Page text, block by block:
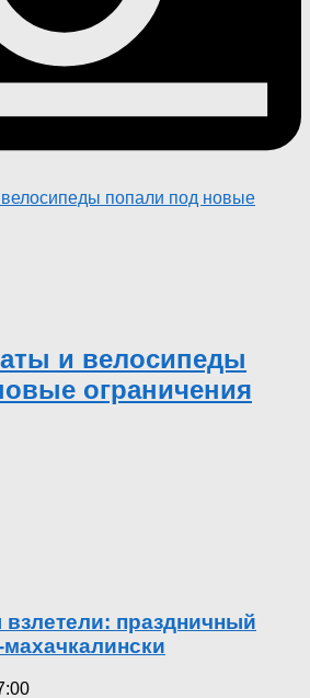
и велосипеды
ограничения
праздничный